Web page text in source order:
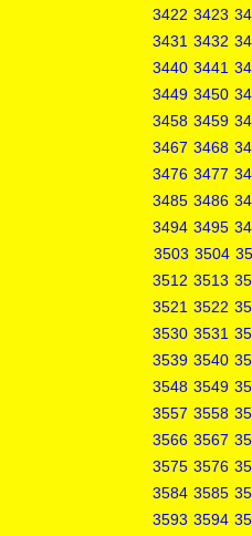
3422 3423
3431 3432
3440 3441
3449 3450
3458 3459
3467 3468
3476 3477
3485 3486
3494 3495
3503 3504
3512 3513
3521 3522
3530 3531
3539 3540
3548 3549
3557 3558
3566 3567
3575 3576
3584 3585
3593 3594